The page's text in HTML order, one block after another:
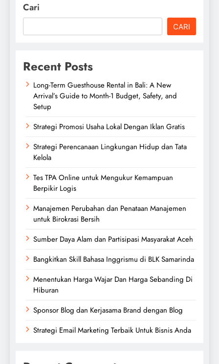
Cari
CARI
Recent Posts
Long-Term Guesthouse Rental in Bali: A New
Arrival’s Guide to Month-1 Budget, Safety, and
Setup
Strategi Promosi Usaha Lokal Dengan Iklan Gratis
Strategi Perencanaan Lingkungan Hidup dan Tata
Kelola
Tes TPA Online untuk Mengukur Kemampuan
Berpikir Logis
Manajemen Perubahan dan Penataan Manajemen
untuk Birokrasi Bersih
Sumber Daya Alam dan Partisipasi Masyarakat Aceh
Bangkitkan Skill Bahasa Inggrismu di BLK Samarinda
Menentukan Harga Wajar Dan Harga Sebanding Di
Hiburan
Sponsor Blog dan Kerjasama Brand dengan Blog
Strategi Email Marketing Terbaik Untuk Bisnis Anda